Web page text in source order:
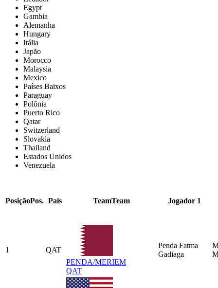
Egypt
Gambia
Alemanha
Hungary
Itália
Japão
Morocco
Malaysia
Mexico
Países Baixos
Paraguay
Polônia
Puerto Rico
Qatar
Switzerland
Slovakia
Thailand
Estados Unidos
Venezuela
PosiçãoPos. País TeamTeam Jogador 1
1
QAT
PENDA/MERIEM
QAT
Penda Fatma
Gadiaga